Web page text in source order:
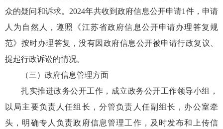
众的疑问和诉求。2024年共收到政府信息公开申请1件，申请
人为自然人，遵照《江苏省政府信息公开申请办理答复规
范》按时办理答复，没有因政府信息公开被申请行政复议、
提起行政诉讼的情况。
（三）政府信息管理方面
扎实推进政务公开工作，成立政务公开工作领导小组，
以局主要负责人任组长，分管负责人任副组长，办公室牵
头，明确专人负责政府信息管理工作，及时发布和上传信